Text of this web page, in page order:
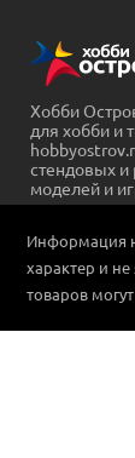
Хобби
для хобби и
стендовых
моделей и
Информация
характер и
товаров